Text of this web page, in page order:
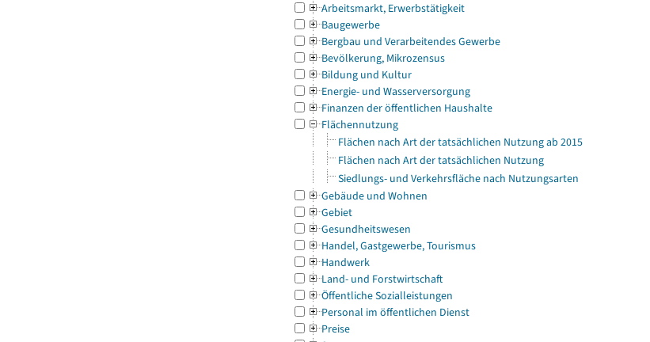
Arbeitsmarkt, Erwerbstätigkeit
Baugewerbe
Bergbau und Verarbeitendes Gewerbe
Bevölkerung, Mikrozensus
Bildung und Kultur
Energie- und Wasserversorgung
Finanzen der öffentlichen Haushalte
Flächennutzung
Flächen nach Art der tatsächlichen Nutzung ab 2015
Flächen nach Art der tatsächlichen Nutzung
Siedlungs- und Verkehrsfläche nach Nutzungsarten
Gebäude und Wohnen
Gebiet
Gesundheitswesen
Handel, Gastgewerbe, Tourismus
Handwerk
Land- und Forstwirtschaft
Öffentliche Sozialleistungen
Personal im öffentlichen Dienst
Preise